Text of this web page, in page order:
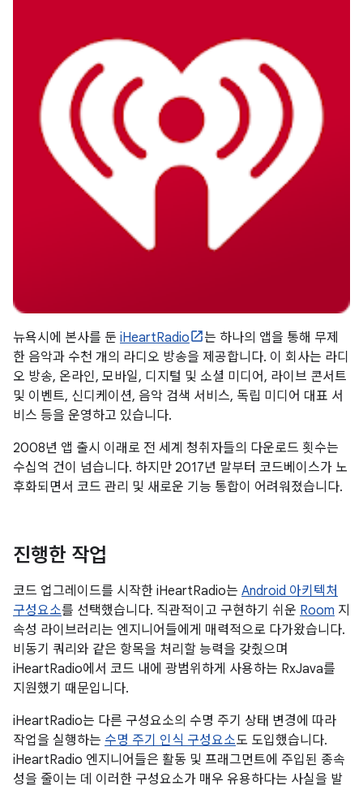
뉴욕시에 본사를 둔 iHeartRadio
는 하나의 앱을 통해 무제
한 음악과 수천 개의 라디오 방송을 제공합니다. 이 회사는 라디
오 방송, 온라인, 모바일, 디지털 및 소셜 미디어, 라이브 콘서트
및 이벤트, 신디케이션, 음악 검색 서비스, 독립 미디어 대표 서
비스 등을 운영하고 있습니다.
2008년 앱 출시 이래로 전 세계 청취자들의 다운로드 횟수는
수십억 건이 넘습니다. 하지만 2017년 말부터 코드베이스가 노
후화되면서 코드 관리 및 새로운 기능 통합이 어려워졌습니다.
진행한 작업
코드 업그레이드를 시작한 iHeartRadio는 Android 아키텍처
구성요소를 선택했습니다. 직관적이고 구현하기 쉬운 Room 지
속성 라이브러리는 엔지니어들에게 매력적으로 다가왔습니다.
비동기 쿼리와 같은 항목을 처리할 능력을 갖췄으며
iHeartRadio에서 코드 내에 광범위하게 사용하는 RxJava를
지원했기 때문입니다.
iHeartRadio는 다른 구성요소의 수명 주기 상태 변경에 따라
작업을 실행하는 수명 주기 인식 구성요소도 도입했습니다.
iHeartRadio 엔지니어들은 활동 및 프래그먼트에 주입된 종속
성을 줄이는 데 이러한 구성요소가 매우 유용하다는 사실을 발